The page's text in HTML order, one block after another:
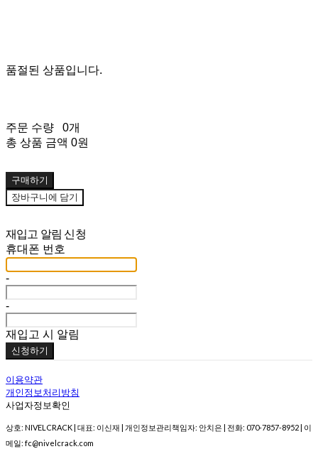
품절된 상품입니다.
주문 수량
0개
총 상품 금액 0원
구매하기
장바구니에 담기
재입고 알림 신청
휴대폰 번호
-
-
재입고 시 알림
신청하기
이용약관
개인정보처리방침
사업자정보확인
상호: NIVELCRACK | 대표: 이신재 | 개인정보관리책임자: 안치은 | 전화: 070-7857-8952 | 이
메일: fc@nivelcrack.com